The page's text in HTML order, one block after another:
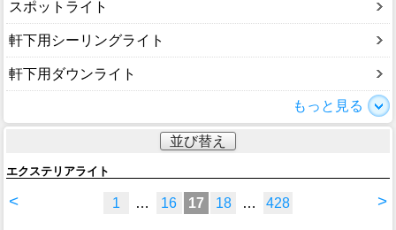
スポットライト
軒下用シーリングライト
軒下用ダウンライト
もっと見る
並び替え
エクステリアライト
< >
1 … 16 17 18 … 428